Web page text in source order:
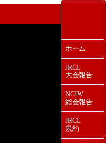
ホーム
JRCL
大会報告
NCIW
総会報告
JRCL
規約